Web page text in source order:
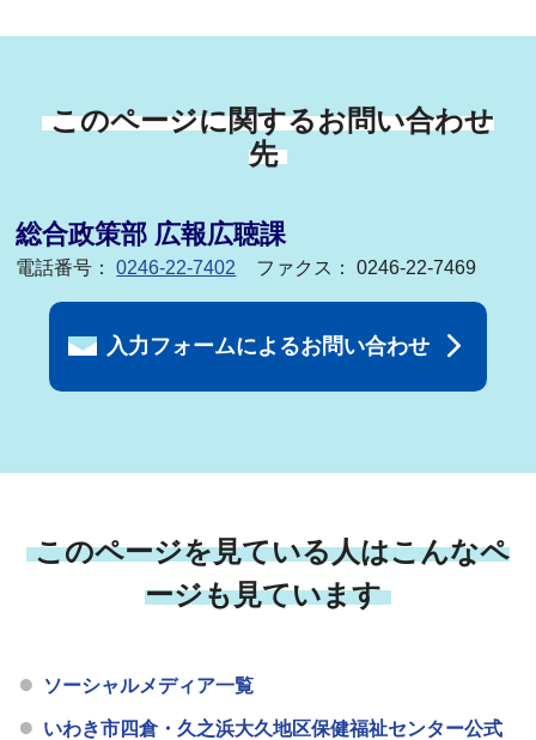
このページに関するお問い合わせ
先
総合政策部 広報広聴課
電話番号：0246-22-7402 ファクス： 0246-22-7469
入力フォームによるお問い合わせ
このページを見ている人はこんなペ
ージも見ています
ソーシャルメディア一覧
いわき市四倉・久之浜大久地区保健福祉センター公式